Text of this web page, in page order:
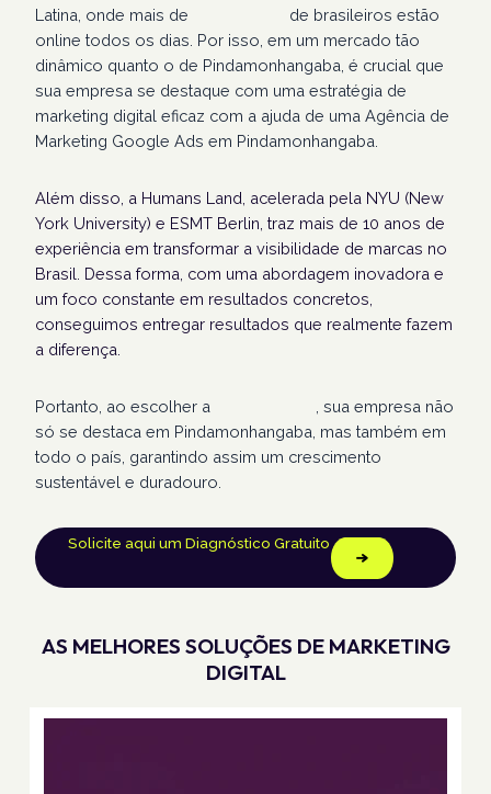
Latina, onde mais de
de brasileiros estão
online todos os dias. Por isso, em um mercado tão
dinâmico quanto o de Pindamonhangaba, é crucial que
sua empresa se destaque com uma estratégia de
marketing digital eficaz com a ajuda de uma Agência de
Marketing Google Ads em Pindamonhangaba.
Além disso, a Humans Land, acelerada pela NYU (New
York University) e ESMT Berlin, traz mais de 10 anos de
experiência em transformar a visibilidade de marcas no
Brasil. Dessa forma, com uma abordagem inovadora e
um foco constante em resultados concretos,
conseguimos entregar resultados que realmente fazem
a diferença.
Portanto, ao escolher a
, sua empresa não
só se destaca em Pindamonhangaba, mas também em
todo o país, garantindo assim um crescimento
sustentável e duradouro.
Solicite aqui um Diagnóstico Gratuito
AS MELHORES SOLUÇÕES DE MARKETING
DIGITAL